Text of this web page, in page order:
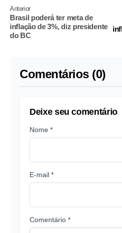
Anterior
Brasil poderá ter meta de
inflação de 3%, diz presidente
do BC
Comentários (0)
Deixe seu comentário
Nome *
E-mail *
Comentário *